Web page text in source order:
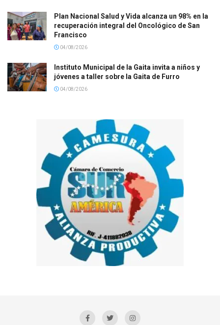
Plan Nacional Salud y Vida alcanza un 98% en la
recuperación integral del Oncológico de San
Francisco
04/08/2026
Instituto Municipal de la Gaita invita a niños y
jóvenes a taller sobre la Gaita de Furro
04/08/2026